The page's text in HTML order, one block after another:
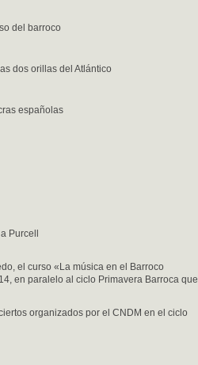
del barroco
dos orillas del Atlántico
españolas
Purcell
el curso «La música en el Barroco
en paralelo al ciclo Primavera Barroca que
organizados por el CNDM en el ciclo